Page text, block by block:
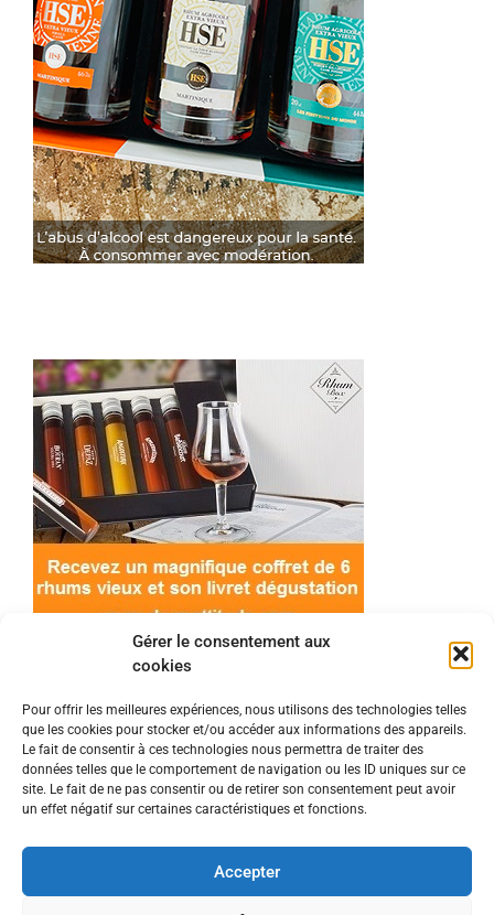
Gérer le consentement aux
cookies
Pour offrir les meilleures expériences, nous utilisons des technologies telles
que les cookies pour stocker et/ou accéder aux informations des appareils.
Le fait de consentir à ces technologies nous permettra de traiter des
données telles que le comportement de navigation ou les ID uniques sur ce
site. Le fait de ne pas consentir ou de retirer son consentement peut avoir
un effet négatif sur certaines caractéristiques et fonctions.
Accepter
© 2022 Meilleur-rhum.net - Tous droits réservés
Mentions légales-Politique de cookies